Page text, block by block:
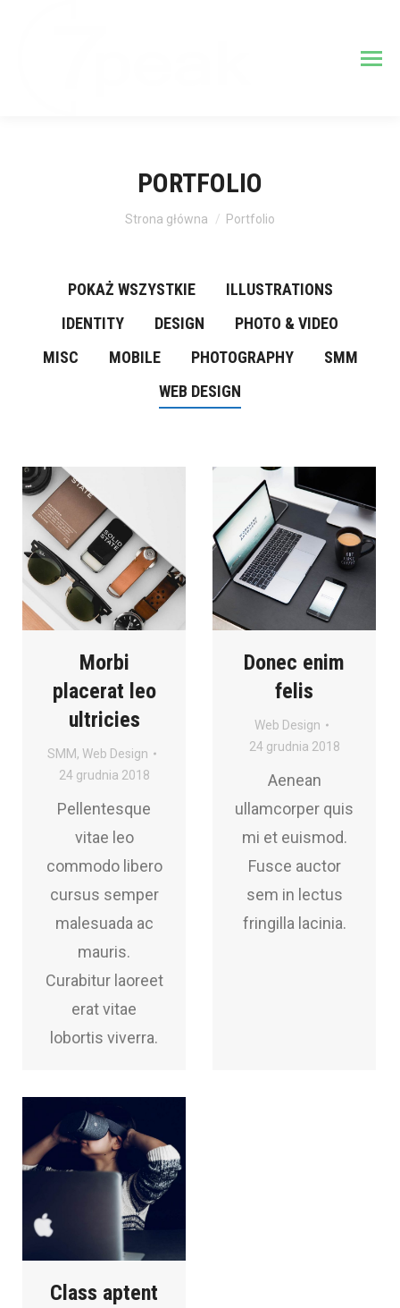
PORTFOLIO
Jesteś tutaj:
Strona główna Portfolio
POKAŻ WSZYSTKIE
ILLUSTRATIONS
IDENTITY
DESIGN
PHOTO & VIDEO
MISC
MOBILE PHOTOGRAPHY
SMM
WEB DESIGN
Morbi
placerat leo
ultricies
SMM, Web Design
24 grudnia 2018
Pellentesque
vitae leo
commodo libero
cursus semper
malesuada ac
mauris.
Curabitur laoreet
erat vitae
lobortis viverra.
Donec enim
felis
Web Design
24 grudnia 2018
Aenean
ullamcorper quis
mi et euismod.
Fusce auctor
sem in lectus
fringilla lacinia.
Class aptent